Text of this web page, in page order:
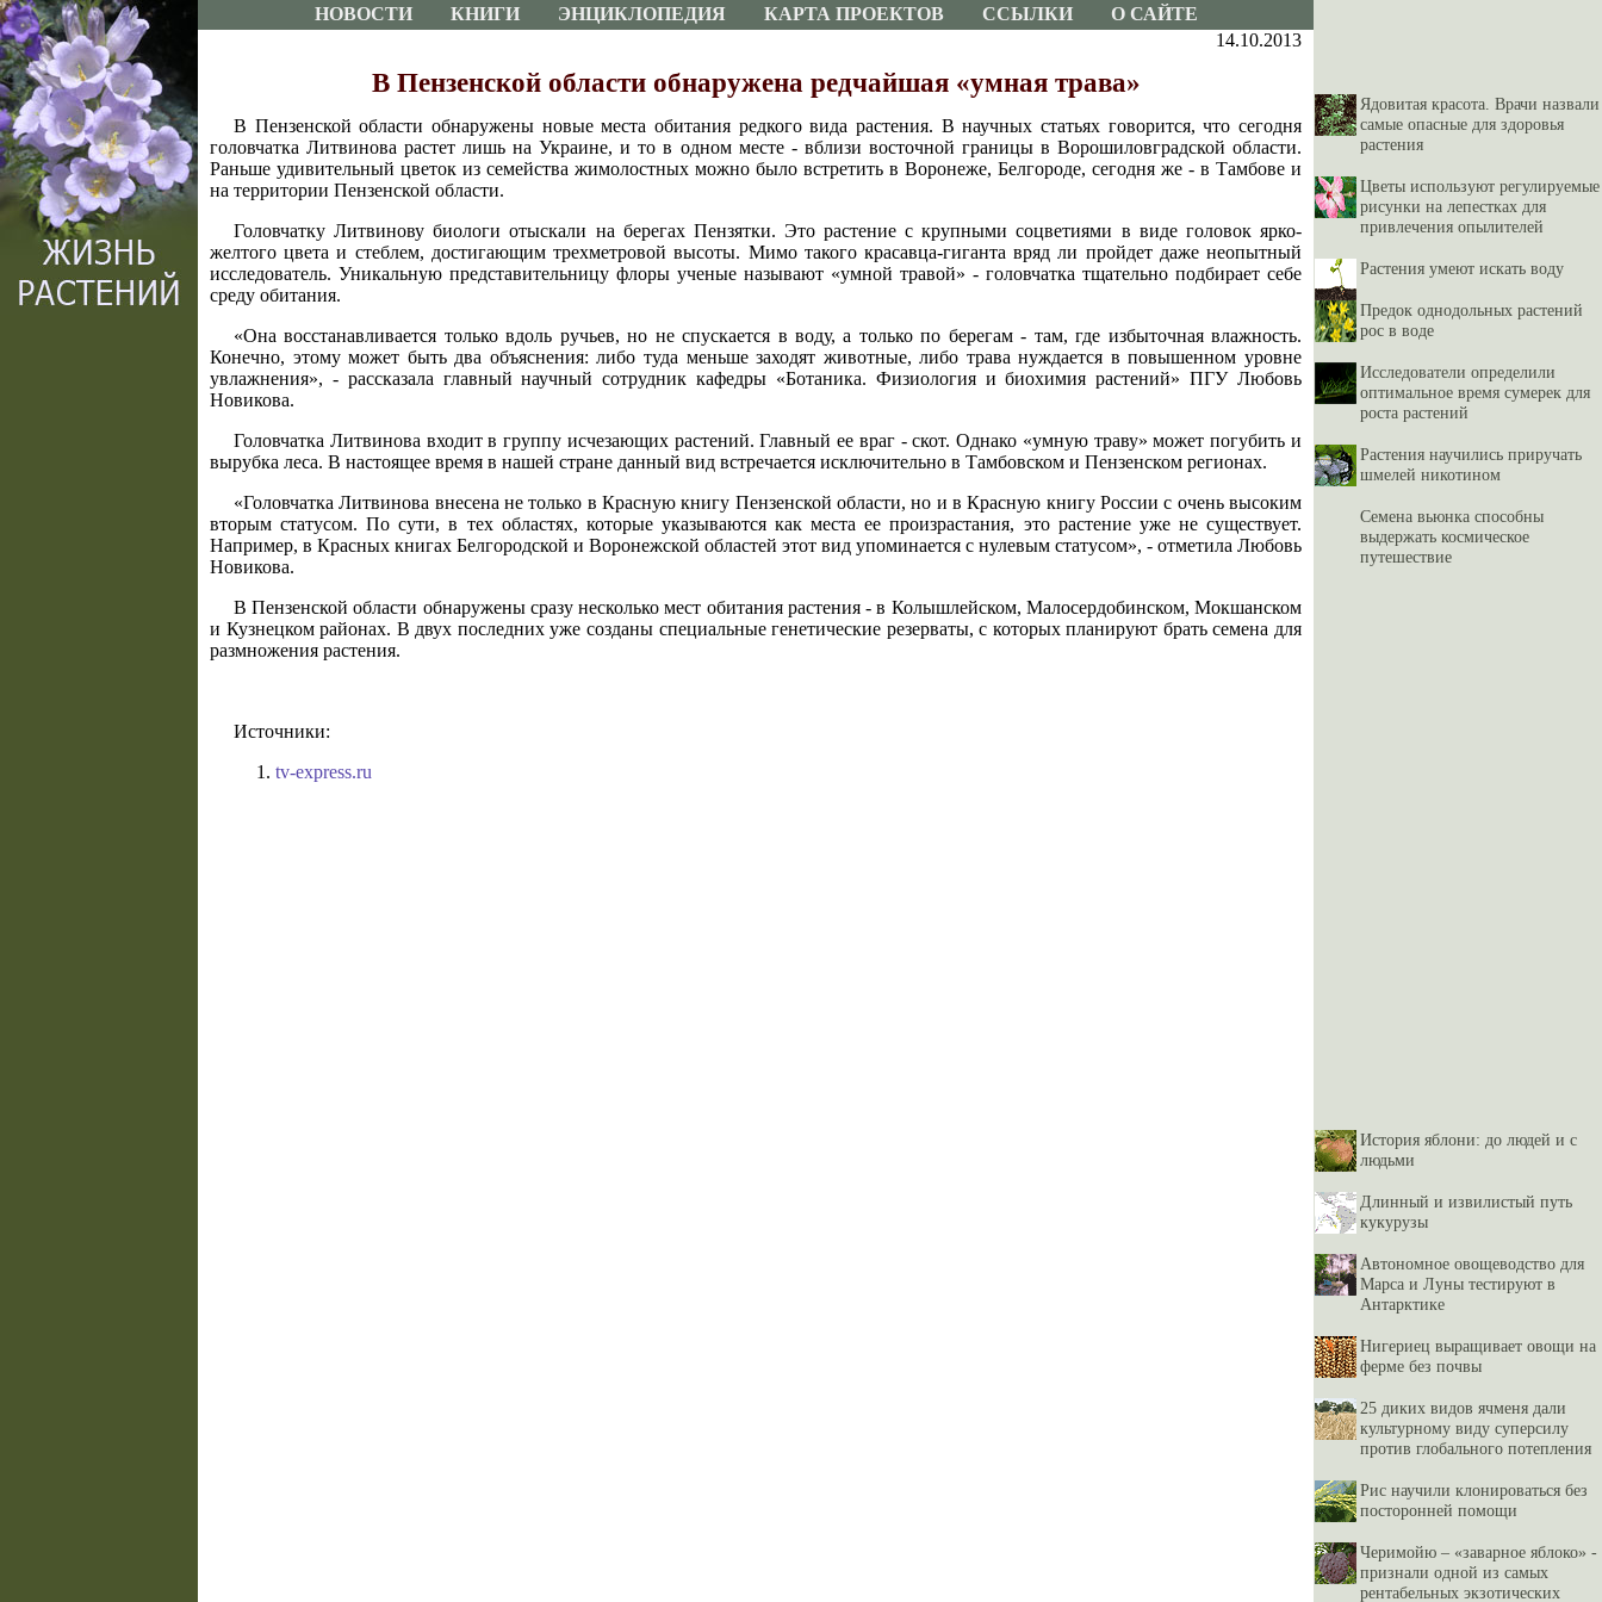
НОВОСТИ КНИГИ ЭНЦИКЛОПЕДИЯ КАРТА ПРОЕКТОВ ССЫЛКИ
О САЙТЕ
14.10.2013
В Пензенской области обнаружена редчайшая «умная трава»
В Пензенской области обнаружены новые места обитания редкого вида растения. В научных статьях говорится, что сегодня
головчатка Литвинова растет лишь на Украине, и то в одном месте - вблизи восточной границы в Ворошиловградской области.
Раньше удивительный цветок из семейства жимолостных можно было встретить в Воронеже, Белгороде, сегодня же - в Тамбове и
на территории Пензенской области.
Головчатку Литвинову биологи отыскали на берегах Пензятки. Это растение с крупными соцветиями в виде головок ярко-
желтого цвета и стеблем, достигающим трехметровой высоты. Мимо такого красавца-гиганта вряд ли пройдет даже неопытный
исследователь. Уникальную представительницу флоры ученые называют «умной травой» - головчатка тщательно подбирает себе
среду обитания.
«Она восстанавливается только вдоль ручьев, но не спускается в воду, а только по берегам - там, где избыточная влажность.
Конечно, этому может быть два объяснения: либо туда меньше заходят животные, либо трава нуждается в повышенном уровне
увлажнения», - рассказала главный научный сотрудник кафедры «Ботаника. Физиология и биохимия растений» ПГУ Любовь
Новикова.
Головчатка Литвинова входит в группу исчезающих растений. Главный ее враг - скот. Однако «умную траву» может погубить и
вырубка леса. В настоящее время в нашей стране данный вид встречается исключительно в Тамбовском и Пензенском регионах.
«Головчатка Литвинова внесена не только в Красную книгу Пензенской области, но и в Красную книгу России с очень высоким
вторым статусом. По сути, в тех областях, которые указываются как места ее произрастания, это растение уже не существует.
Например, в Красных книгах Белгородской и Воронежской областей этот вид упоминается с нулевым статусом», - отметила Любовь
Новикова.
В Пензенской области обнаружены сразу несколько мест обитания растения - в Колышлейском, Малосердобинском, Мокшанском
и Кузнецком районах. В двух последних уже созданы специальные генетические резерваты, с которых планируют брать семена для
размножения растения.
Источники:
tv-express.ru
Ядовитая красота. Врачи назвали
самые опасные для здоровья
растения
Цветы используют регулируемые
рисунки на лепестках для
привлечения опылителей
Растения умеют искать воду
Предок однодольных растений
рос в воде
Исследователи определили
оптимальное время сумерек для
роста растений
Растения научились приручать
шмелей никотином
Семена вьюнка способны
выдержать космическое
путешествие
История яблони: до людей и с
людьми
Длинный и извилистый путь
кукурузы
Автономное овощеводство для
Марса и Луны тестируют в
Антарктике
Нигериец выращивает овощи на
ферме без почвы
25 диких видов ячменя дали
культурному виду суперсилу
против глобального потепления
Рис научили клонироваться без
посторонней помощи
Черимойю – «заварное яблоко» -
признали одной из самых
рентабельных экзотических